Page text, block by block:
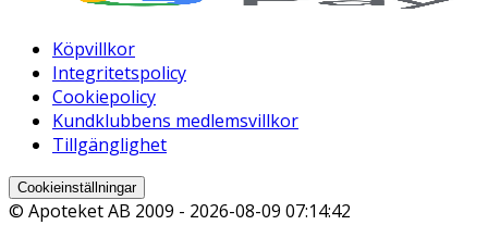
Köpvillkor
Integritetspolicy
Cookiepolicy
Kundklubbens medlemsvillkor
Tillgänglighet
Cookieinställningar
© Apoteket AB 2009 - 2026-08-09 07:14:42